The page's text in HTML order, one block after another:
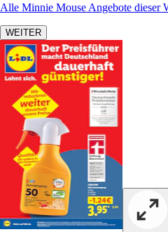
Alle Minnie Mouse Angebote dieser
WEITER